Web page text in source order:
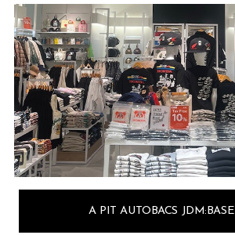
A PIT AUTOBACS JDM:BASE